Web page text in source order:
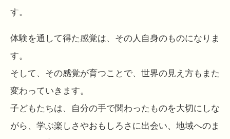
す。
体験を通して得た感覚は、その人自身のものになりま
す。
そして、その感覚が育つことで、世界の見え方もまた
変わっていきます。
子どもたちは、自分の手で関わったものを大切にしな
がら、学ぶ楽しさやおもしろさに出会い、地域へのま